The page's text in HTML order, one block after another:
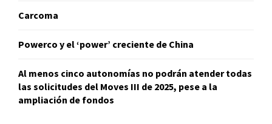
Carcoma
Powerco y el ‘power’ creciente de China
Al menos cinco autonomías no podrán atender todas
las solicitudes del Moves III de 2025, pese a la
ampliación de fondos